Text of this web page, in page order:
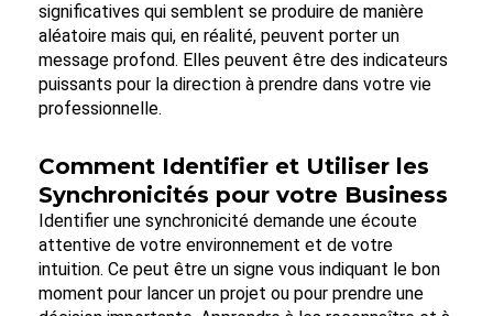
significatives qui semblent se produire de manière
aléatoire mais qui, en réalité, peuvent porter un
message profond. Elles peuvent être des indicateurs
puissants pour la direction à prendre dans votre vie
professionnelle.
Comment Identifier et Utiliser les
Synchronicités pour votre Business
Identifier une synchronicité demande une écoute
attentive de votre environnement et de votre
intuition. Ce peut être un signe vous indiquant le bon
moment pour lancer un projet ou pour prendre une